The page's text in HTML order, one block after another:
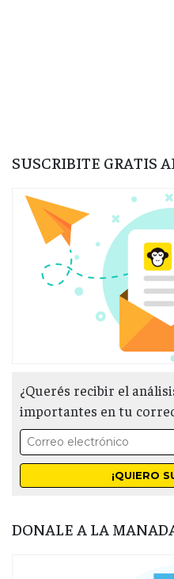
SUSCRIBITE GRATIS
¿Querés recibir el
importantes en tu
DONALE A LA